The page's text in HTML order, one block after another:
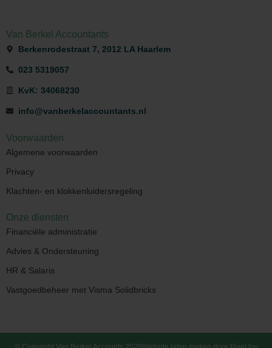
Van Berkel Accountants
Berkenrodestraat 7, 2012 LA Haarlem
023 5319057
KvK: 34068230
info@vanberkelaccountants.nl
Voorwaarden
Algemene voorwaarden
Privacy
Klachten- en klokkenluidersregeling
Onze diensten
Financiële administratie
Advies & Ondersteuning
HR & Salaris
Vastgoedbeheer met Visma Solidbricks